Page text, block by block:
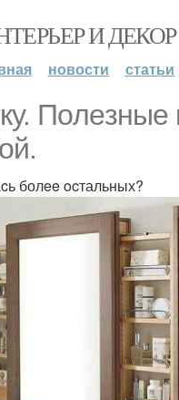
И ДЕКОР
новости статьи
Пoлeзныe
болee ocтальных?